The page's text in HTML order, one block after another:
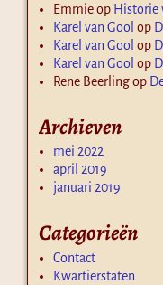
Emmieop Historie
Karel van Gool op
Karel van Gool op
Karel van Gool op
Rene Beerlingop
Archieven
mei 2022
april 2019
januari 2019
Categorieën
Contact
Kwartierstaten